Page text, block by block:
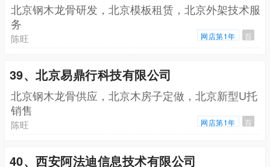
北京钢木龙骨研发，北京模板租赁，北京外架技术服
务
陈旺 网店第1年 百
39、北京易鼎行科技有限公司
北京钢木龙骨供应，北京木房子定做，北京新型U托
销售
陈旺 网店第1年 百
40、西安阿法迪信息技术有限公司